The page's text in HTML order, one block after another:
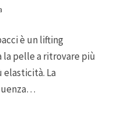
è un lifting
la pelle a ritrovare più
La